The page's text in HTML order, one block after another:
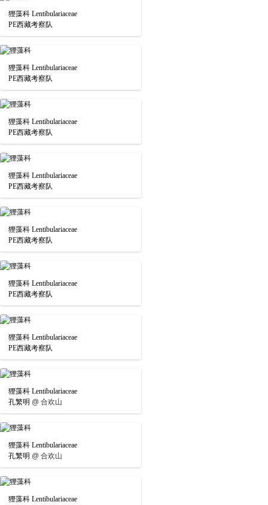
狸藻科 Lentibulariaceae
PE西藏考察队
狸藻科 Lentibulariaceae
PE西藏考察队
狸藻科 Lentibulariaceae
PE西藏考察队
狸藻科 Lentibulariaceae
PE西藏考察队
狸藻科 Lentibulariaceae
PE西藏考察队
狸藻科 Lentibulariaceae
PE西藏考察队
狸藻科 Lentibulariaceae
PE西藏考察队
狸藻科 Lentibulariaceae
孔繁明 @ 合欢山
狸藻科 Lentibulariaceae
孔繁明 @ 合欢山
狸藻科 Lentibulariaceae